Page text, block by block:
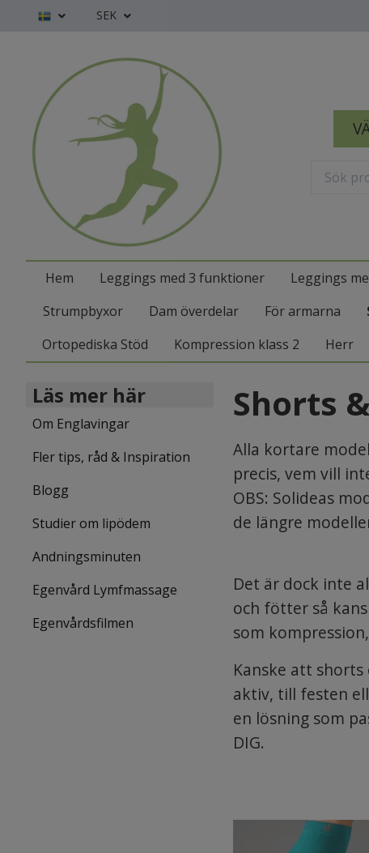
SEK
Hem Leggings med 3 funktioner Leggings
Strumpbyxor
Dam överdelar För armarna
Ortopediska Stöd
Kompression klass 2 Herr
Läs mer här
Om Englavingar
Fler tips, råd & Inspiration
Blogg
Studier om lipödem
Andningsminuten
Egenvård Lymfmassage
Egenvårdsfilmen
Shorts
Alla kortare
precis, vem vill
OBS: Solideas
de längre
Det är dock inte
och fötter så
som
Kanske att
aktiv, till festen
en lösning som
DIG.